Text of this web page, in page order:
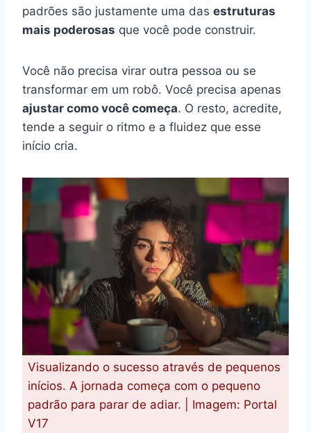
padrões são justamente uma das estruturas
mais poderosas que você pode construir.
Você não precisa virar outra pessoa ou se
transformar em um robô. Você precisa apenas
ajustar como você começa. O resto, acredite,
tende a seguir o ritmo e a fluidez que esse
início cria.
Visualizando o sucesso através de pequenos
inícios. A jornada começa com o pequeno
padrão para parar de adiar. | Imagem: Portal
V17